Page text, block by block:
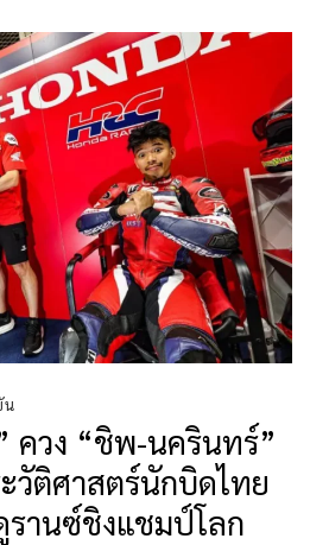
น
ควง “ชิพ-นครินทร์”
วัติศาสตร์นักบิดไทย
านซ์ชิงแชมป์โลก